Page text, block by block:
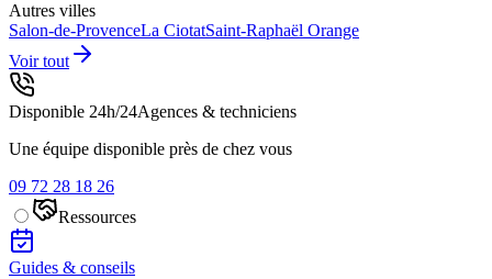
Autres villes
Salon-de-ProvenceLa CiotatSaint-Raphaël Orange
Voir tout
Disponible 24h/24Agences & techniciens
Une équipe disponible près de chez vous
09 72 28 18 26
Ressources
Guides & conseils